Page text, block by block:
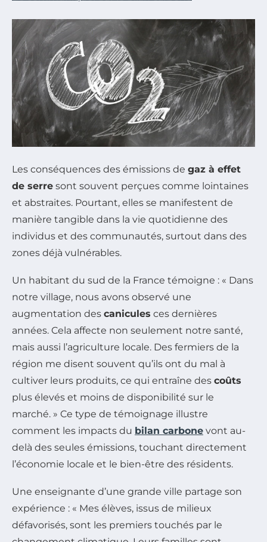
Les conséquences des émissions de gaz à effet
de serre sont souvent perçues comme lointaines
et abstraites. Pourtant, elles se manifestent de
manière tangible dans la vie quotidienne des
individus et des communautés, surtout dans des
zones déjà vulnérables.
Un habitant du sud de la France témoigne : « Dans
notre village, nous avons observé une
augmentation des canicules ces dernières
années. Cela affecte non seulement notre santé,
mais aussi l’agriculture locale. Des fermiers de la
région me disent souvent qu’ils ont du mal à
cultiver leurs produits, ce qui entraîne des coûts
plus élevés et moins de disponibilité sur le
marché. » Ce type de témoignage illustre
comment les impacts du bilan carbone vont au-
delà des seules émissions, touchant directement
l’économie locale et le bien-être des résidents.
Une enseignante d’une grande ville partage son
expérience : « Mes élèves, issus de milieux
défavorisés, sont les premiers touchés par le